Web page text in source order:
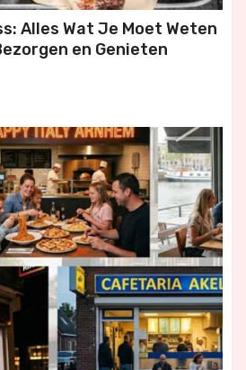
Alles Wat Je Moet Weten
en Genieten